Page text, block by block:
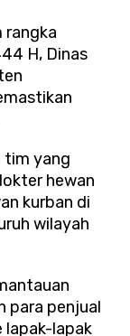
rangka
H, Dinas
tim yang
hewan
kurban di
wilayah
para penjual
lapak-lapak